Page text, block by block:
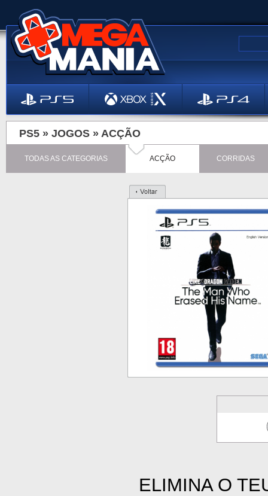
PS5 » JOGOS » ACÇÃO
TODAS AS CATEGORIAS ACÇÃO CORRIDAS
ELIMINA O